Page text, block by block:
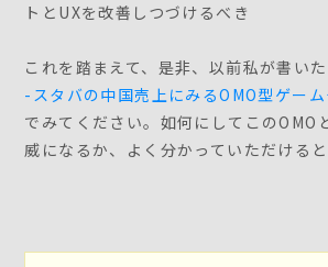
トとUXを改善しつづけるべき
これを踏まえて、是非、以前私が書い
-スタバの中国売上にみるOMO型ゲー
でみてください。如何にしてこのOMO
威になるか、よく分かっていただけると